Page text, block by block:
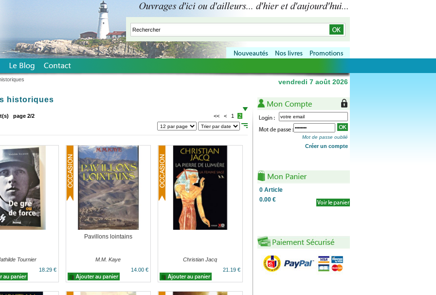
historiques
page 2/2 << < 1 2
Tournier
18.29 €
Pavillons lointains
M.M. Kaye
14.00 €
Christian Jacq
21.19 €
Mot de passe oublié
Créer un compte
0 Article
0.00 €
vendredi 7 août 2026